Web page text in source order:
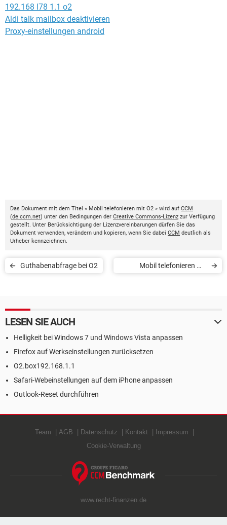
192.168 l78 1.1 o2
Aldi talk mailbox deaktivieren
Proxy-einstellungen android
Das Dokument mit dem Titel « Mobil telefonieren mit O2 » wird auf CCM
(de.ccm.net) unter den Bedingungen der Creative Commons-Lizenz zur Verfügung
gestellt. Unter Berücksichtigung der Lizenzvereinbarungen dürfen Sie das
Dokument verwenden, verändern und kopieren, wenn Sie dabei CCM deutlich als
Urheber kennzeichnen.
Guthabenabfrage bei O2
Mobil telefonieren mit
LESEN SIE AUCH
Helligkeit bei Windows 7 und Windows Vista anpassen
Firefox auf Werkseinstellungen zurücksetzen
O2.box192.168.1.1
Safari-Webeinstellungen auf dem iPhone anpassen
Outlook-Reset durchführen
Team AGB Datenschutz Kontakt
Impressum
Cookie-Verwaltung
www.recht-finanzen.de